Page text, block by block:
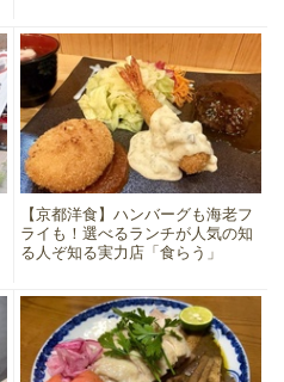
【京都洋食】ハンバーグも海老フ
ライも！選べるランチが人気の知
る人ぞ知る実力店「食らう」